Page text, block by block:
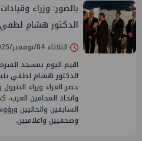
بالصور: وزراء
الدكتور هشام لطفي
الثلاثاء 04/نوفمبر/2025 - 09:23 م
اقيم اليوم بمسجد
الدكتور هشام لطفي
حضر العزاء وزراء
واتحاد المحامين العرب،
السابقين والحاليين
وصحفيين واعلاميين.